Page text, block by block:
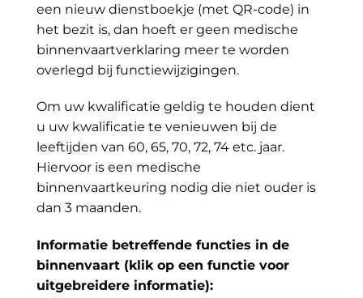
een nieuw dienstboekje (met QR-code) in
het bezit is, dan hoeft er geen medische
binnenvaartverklaring meer te worden
overlegd bij functiewijzigingen.
Om uw kwalificatie geldig te houden dient
u uw kwalificatie te venieuwen bij de
leeftijden van 60, 65, 70, 72, 74 etc. jaar.
Hiervoor is een medische
binnenvaartkeuring nodig die niet ouder is
dan 3 maanden.
Informatie betreffende functies in de
binnenvaart (klik op een functie voor
uitgebreidere informatie):